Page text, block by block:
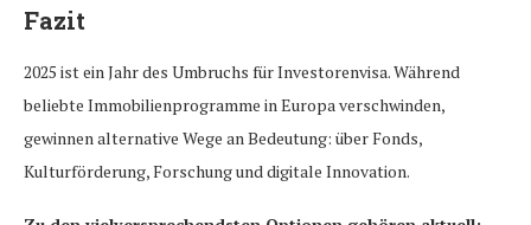
Fazit
2025 ist ein Jahr des Umbruchs für Investorenvisa. Während
beliebte Immobilienprogramme in Europa verschwinden,
gewinnen alternative Wege an Bedeutung: über Fonds,
Kulturförderung, Forschung und digitale Innovation.